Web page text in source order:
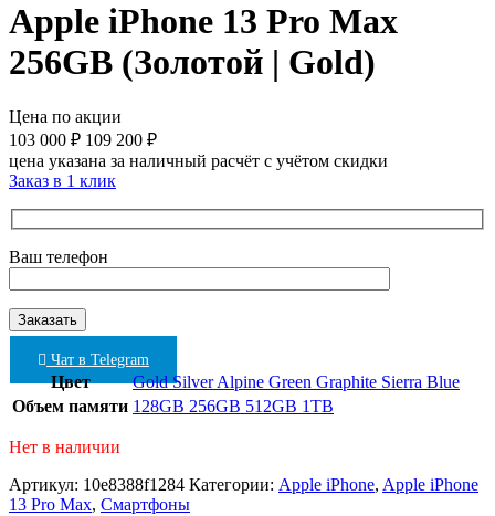
Apple iPhone 13 Pro Max
256GB (Золотой | Gold)
Цена по акции
103 000 ₽ 109 200 ₽
цена указана за наличный расчёт с учётом скидки
Заказ в 1 клик
Ваш телефон
Чат в Telegram
Цвет GoldSilverAlpine Green Graphite Sierra Blue
Объем памяти 128GB 256GB 512GB 1TB
Нет в наличии
Артикул: 10e8388f1284 Категории: Apple iPhone, Apple iPhone
13 Pro Max, Смартфоны